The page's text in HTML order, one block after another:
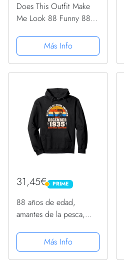
Does This Outfit Make
Me Look 88 Funny 88
con Capucha
Más Info
31,45€ PRIME
PRIME
88 años de edad,
amantes de la pesca,
1935, 88 cumpleaños
Sudadera con Capucha
Más Info